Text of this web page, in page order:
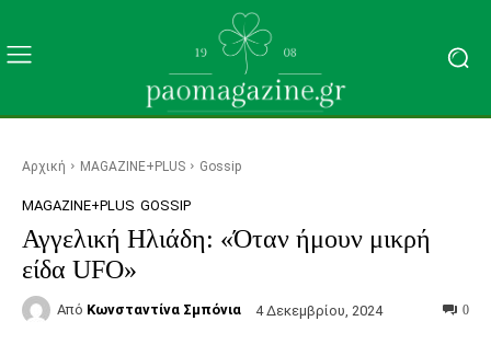
Αρχική MAGAZINE+PLUS Gossip
MAGAZINE+PLUS GOSSIP
Αγγελική Ηλιάδη: «Όταν ήμουν μικρή
είδα UFO»
Από Κωνσταντίνα Σμπόνια 4 Δεκεμβρίου, 2024 0